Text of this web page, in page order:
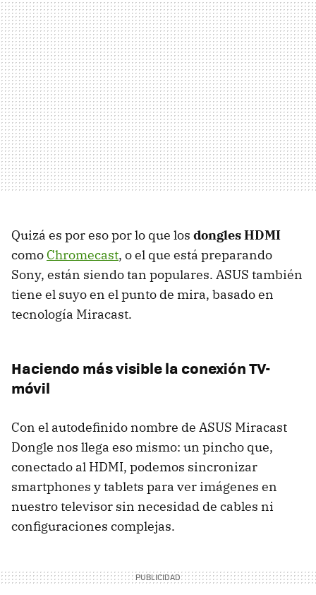
Quizá es por eso por lo que los dongles HDMI
como Chromecast, o el que está preparando
Sony, están siendo tan populares. ASUS también
tiene el suyo en el punto de mira, basado en
tecnología Miracast.
Haciendo más visible la conexión TV-
móvil
Con el autodefinido nombre de ASUS Miracast
Dongle nos llega eso mismo: un pincho que,
conectado al HDMI, podemos sincronizar
smartphones y tablets para ver imágenes en
nuestro televisor sin necesidad de cables ni
configuraciones complejas.